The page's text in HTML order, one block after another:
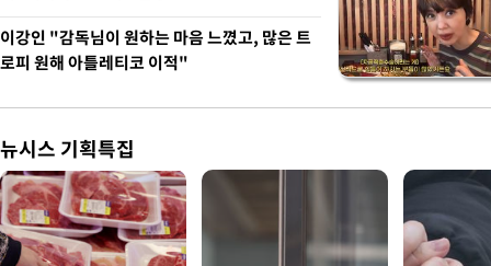
이강인 "감독님이 원하는 마음 느꼈고, 많은 트
로피 원해 아틀레티코 이적"
뉴시스 기획특집